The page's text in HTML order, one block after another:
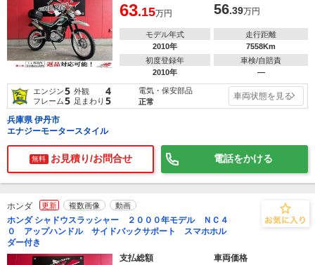
63.15万円 56.39万円
モデル年式
2010年
走行距離
7558Km
初度登録年
2010年
車検/自賠責
―
エンジン5 外観 4
フレーム5 足まわり 5
電気・保安部品
正常
車両状態を見る
兵庫県 伊丹市
エナジーモータースタイル
無料 お見積り/お問合せ 電話をかける
ホンダ 更新 複数画像 動画
ホンダ シャドウスラッシャー ２０００年モデル ＮＣ４
０ アップハンドル サイドバックサポート スマホホル
ダー付き
支払総額
車両価格
まずはメーカーを選択する
車種
型式(任意)